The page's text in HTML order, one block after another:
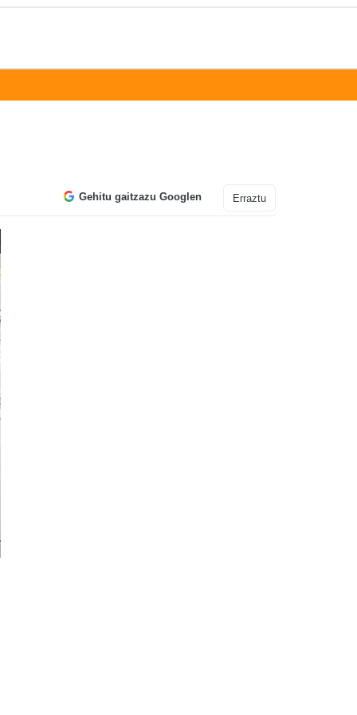
Gehitu gaitzazu Googlen Erraztu